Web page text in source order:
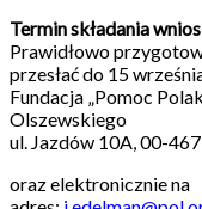
Termin składania
Prawidłowo
przesłać do 15
Fundacja „Pomoc
Olszewskiego
ul. Jazdów 10A, 00-
oraz elektronicznie na